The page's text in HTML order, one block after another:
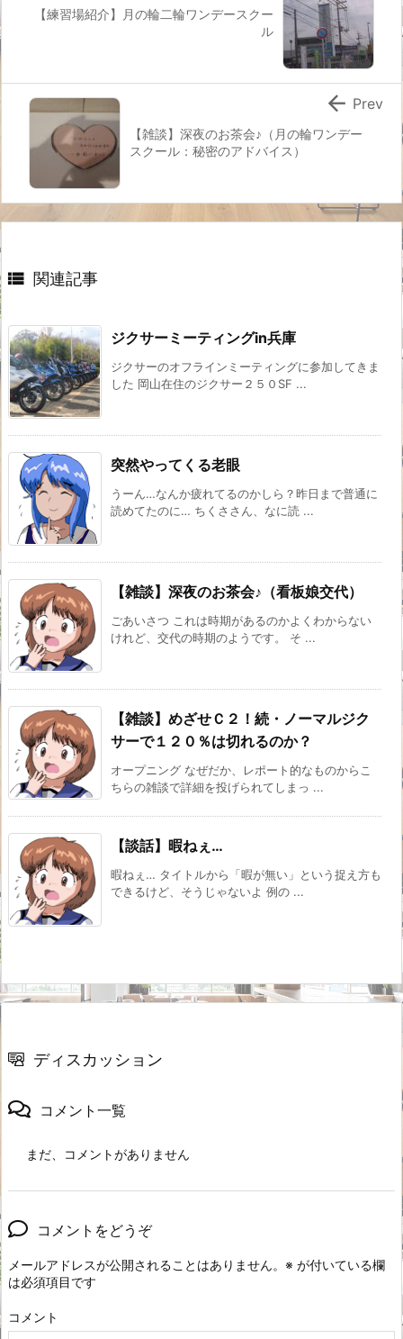
【練習場紹介】月の輪二輪ワンデースクー
ル
【雑談】深夜のお茶会♪（月の輪ワンデー
スクール：秘密のアドバイス）
 Prev
 関連記事
ジクサーミーティングin兵庫
ジクサーのオフラインミーティングに参加してきま
した 岡山在住のジクサー２５０SF ...
突然やってくる老眼
うーん…なんか疲れてるのかしら？昨日まで普通に
読めてたのに… ちくささん、なに読 ...
【雑談】深夜のお茶会♪（看板娘交代）
ごあいさつ これは時期があるのかよくわからない
けれど、交代の時期のようです。 そ ...
【雑談】めざせＣ２！続・ノーマルジク
サーで１２０％は切れるのか？
オープニング なぜだか、レポート的なものからこ
ちらの雑談で詳細を投げられてしまっ ...
【談話】暇ねぇ…
暇ねぇ… タイトルから「暇が無い」という捉え方も
できるけど、そうじゃないよ 例の ...
ディスカッション
コメント一覧
まだ、コメントがありません
コメントをどうぞ
メールアドレスが公開されることはありません。 ※ が付いている欄
は必須項目です
コメント